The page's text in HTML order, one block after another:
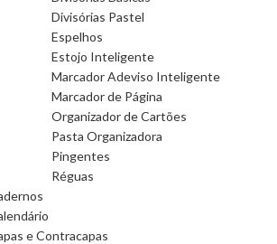
Divisórias Pastel
Espelhos
Estojo Inteligente
Marcador Adeviso Inteligente
Marcador de Página
Organizador de Cartões
Pasta Organizadora
Pingentes
Réguas
e Contracapas